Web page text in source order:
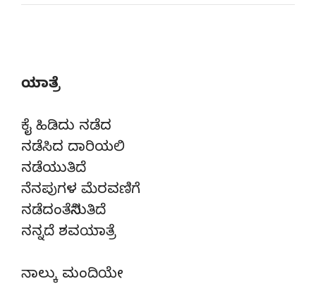
ಯಾತ್ರೆ
ಕೈ ಹಿಡಿದು ನಡೆದ
ನಡೆಸಿದ ದಾರಿಯಲಿ
ನಡೆಯುತಿದೆ
ನೆನಪುಗಳ ಮೆರವಣಿಗೆ
ನಡೆದಂತೆನಿಸುತಿದೆ
ನನ್ನದೆ ಶವಯಾತ್ರೆ
ನಾಲ್ಕು ಮಂದಿಯೇ